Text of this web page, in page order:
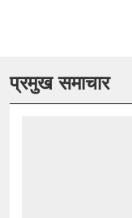
प्रमुख समाचार